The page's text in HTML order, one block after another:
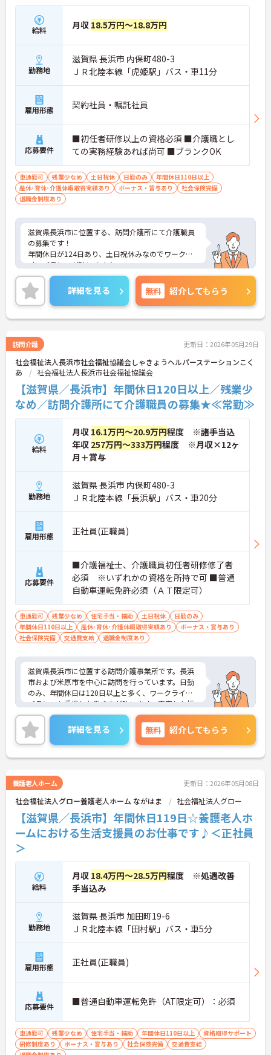
給料 月収 18.5万円～18.8万円
勤務地
滋賀県 長浜市 内保町480-3
ＪＲ北陸本線「虎姫駅」バス・車11分
雇用形態 契約社員・嘱託社員
応募要件
■初任者研修以上の資格必須 ■介護職とし
ての実務経験あれば尚可 ■ブランクOK
車通勤可 残業少なめ 土日祝休 日勤のみ
年間休日110日以上
産休･育休･介護休暇取得実績あり
ボーナス・賞与あり
社会保険完備
退職金制度あり
滋賀県長浜市に位置する、訪問介護所にて介護職員
の募集です！
年間休日が124日あり、土日祝休みなのでワークラ
イフバランスが叶います♪
また、マイカー通勤可能で無料駐車場もあるので、
通勤らくらくです◎
ご興味のある方には、面接対策ポイントなど、さら
に詳細をお話しいたしますのでお気軽にご相談くだ
さい！
詳細を見る 無料 紹介してもらう
訪問介護 更新日：2026年05月29日
社会福祉法人長浜市社会福祉協議会しゃきょうヘルパーステーションこく
あ
社会福祉法人長浜市社会福祉協議会
【滋賀県／長浜市】年間休日120日以上／残業少
なめ／訪問介護所にて介護職員の募集★≪常勤≫
給料
月収 16.1万円～20.9万円程度 ※諸手当込
年収 257万円～333万円程度 ※月収×12ヶ
月＋賞与
勤務地
滋賀県 長浜市 内保町480-3
ＪＲ北陸本線「長浜駅」バス・車20分
雇用形態 正社員(正職員)
応募要件
■介護福祉士、介護職員初任者研修修了者
必須 ※いずれかの資格を所持で可 ■普通
自動車運転免許必須（ＡＴ限定可）
車通勤可 残業少なめ 住宅手当・補助 土日祝休
日勤のみ
年間休日110日以上
産休･育休･介護休暇取得実績あり
ボーナス・賞与あり
社会保険完備
交通費支給 退職金制度あり
滋賀県長浜市に位置する訪問介護事業所です。長浜
市および米原市を中心に訪問を行っています。日勤
のみ、年間休日は120日以上と多く、ワークライフ
バランスも重視した働き方が叶います。充実した福
利厚生等待遇面の良さ魅力です。ご興味のある方に
は、面接対策ポイントなど、さらに詳細をお話しし
ますのでお気軽にご相談ください！
詳細を見る 無料 紹介してもらう
養護老人ホーム 更新日：2026年05月08日
社会福祉法人グロー養護老人ホーム ながはま 社会福祉法人グロー
【滋賀県／長浜市】年間休日119日☆養護老人ホ
ームにおける生活支援員のお仕事です♪＜正社員
＞
給料
月収 18.4万円～28.5万円程度 ※処遇改善
手当込み
勤務地
滋賀県 長浜市 加田町19-6
ＪＲ北陸本線「田村駅」バス・車5分
雇用形態 正社員(正職員)
応募要件 ■普通自動車運転免許（AT限定可）：必須
車通勤可 残業少なめ 住宅手当・補助 年間休日110日以上
資格取得サポート
研修制度あり
ボーナス・賞与あり 社会保険完備
交通費支給